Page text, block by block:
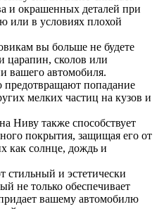
и окрашенных деталей при
или в условиях плохой
вы больше не будете
царапин, сколов или
вашего автомобиля.
попадание
мелких частиц на кузов и
Ниву также способствует
покрытия, защищая его от
как солнце, дождь и
и эстетически
не только обеспечивает
вашему автомобилю